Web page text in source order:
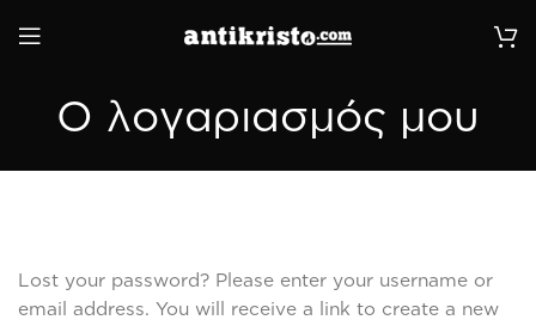
Ο λογαριασμός μου
Lost your password? Please enter your username or
email address. You will receive a link to create a new